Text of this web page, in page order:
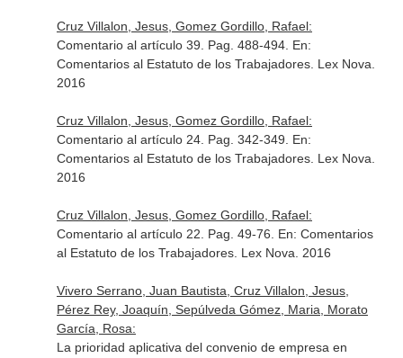
Cruz Villalon, Jesus, Gomez Gordillo, Rafael:
Comentario al artículo 39. Pag. 488-494. En:
Comentarios al Estatuto de los Trabajadores. Lex Nova.
2016
Cruz Villalon, Jesus, Gomez Gordillo, Rafael:
Comentario al artículo 24. Pag. 342-349. En:
Comentarios al Estatuto de los Trabajadores. Lex Nova.
2016
Cruz Villalon, Jesus, Gomez Gordillo, Rafael:
Comentario al artículo 22. Pag. 49-76. En: Comentarios
al Estatuto de los Trabajadores. Lex Nova. 2016
Vivero Serrano, Juan Bautista, Cruz Villalon, Jesus,
Pérez Rey, Joaquín, Sepúlveda Gómez, Maria, Morato
García, Rosa:
La prioridad aplicativa del convenio de empresa en